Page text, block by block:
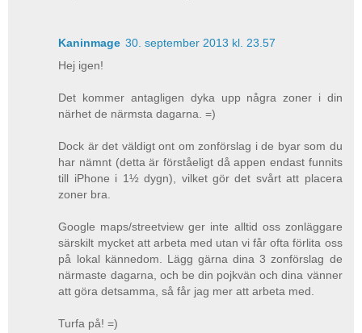
Kaninmage 30. september 2013 kl. 23.57
Hej igen!
Det kommer antagligen dyka upp några zoner i din
närhet de närmsta dagarna. =)
Dock är det väldigt ont om zonförslag i de byar som du
har nämnt (detta är förståeligt då appen endast funnits
till iPhone i 1½ dygn), vilket gör det svårt att placera
zoner bra.
Google maps/streetview ger inte alltid oss zonläggare
särskilt mycket att arbeta med utan vi får ofta förlita oss
på lokal kännedom. Lägg gärna dina 3 zonförslag de
närmaste dagarna, och be din pojkvän och dina vänner
att göra detsamma, så får jag mer att arbeta med.
Turfa på! =)